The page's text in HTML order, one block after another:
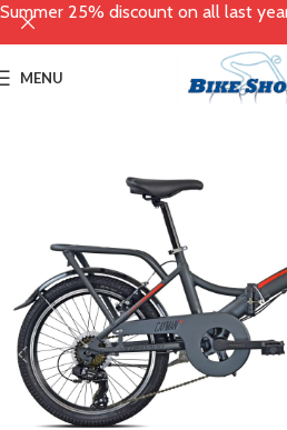
MENU
Summer 25% discount on all last